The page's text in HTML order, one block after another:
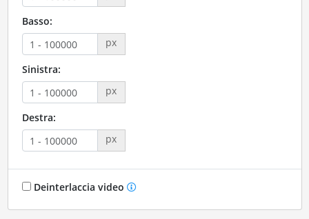
Basso:
px
Sinistra:
px
Destra:
px
Deinterlaccia video